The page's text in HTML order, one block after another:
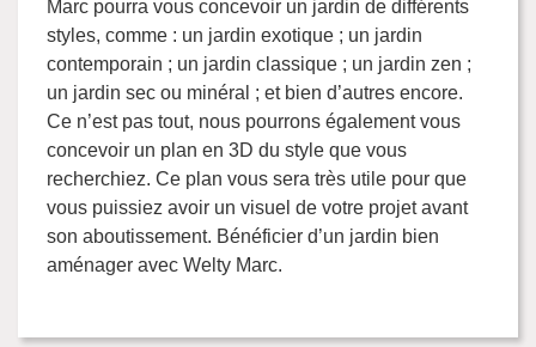
Marc pourra vous concevoir un jardin de différents
styles, comme : un jardin exotique ; un jardin
contemporain ; un jardin classique ; un jardin zen ;
un jardin sec ou minéral ; et bien d’autres encore.
Ce n’est pas tout, nous pourrons également vous
concevoir un plan en 3D du style que vous
recherchiez. Ce plan vous sera très utile pour que
vous puissiez avoir un visuel de votre projet avant
son aboutissement. Bénéficier d’un jardin bien
aménager avec Welty Marc.